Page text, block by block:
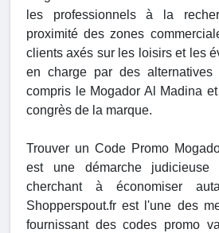
les professionnels à la
proximité des zones
clients axés sur les loisirs et les
en charge par des alternatives
compris le Mogador Al Madina
congrès de la marque.
Trouver un Code Promo
est une démarche judicieuse
cherchant à économiser
Shopperspout.fr est l'une des
fournissant des codes promo